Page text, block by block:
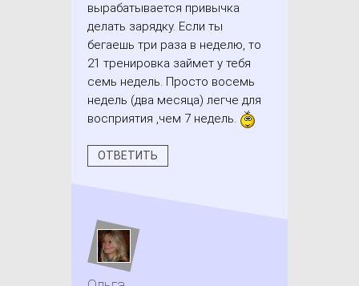
вырабатывается привычка
делать зарядку. Если ты
бегаешь три раза в неделю, то
21 тренировка займет у тебя
семь недель. Просто восемь
недель (два месяца) легче для
восприятия ,чем 7 недель.
ОТВЕТИТЬ